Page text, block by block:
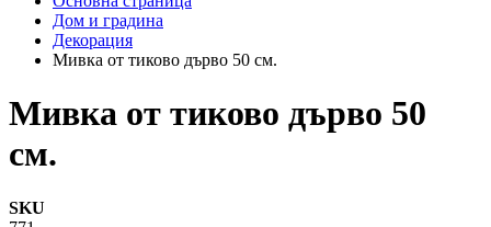
Дом и градина
Декорация
Мивка от тиково дърво 50 см.
Мивка от тиково дърво 50
см.
SKU